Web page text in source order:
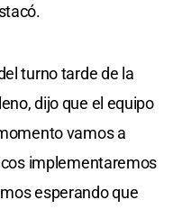
turno tarde de la
dijo que el equipo
vamos a
implementaremos
esperando que